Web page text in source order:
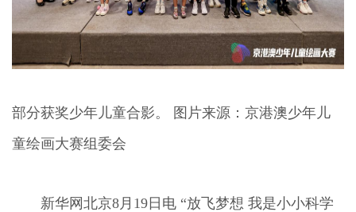
部分获奖少年儿童合影。 图片来源：京港澳少年儿
童绘画大赛组委会
新华网北京8月19日电 “放飞梦想 我是小小科学